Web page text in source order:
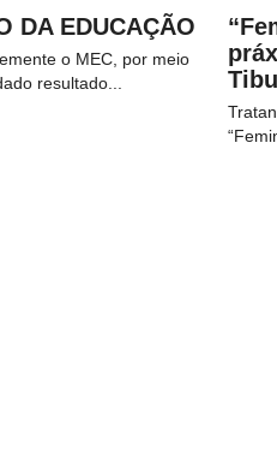
DA EDUCAÇÃO
o MEC, por meio
resultado...